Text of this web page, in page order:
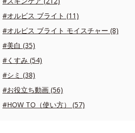
#オルビス ブライト (11)
#オルビス ブライト モイスチャー (8)
#美白 (35)
#くすみ (54)
#シミ (38)
#お役立ち動画 (56)
#HOW TO（使い方） (57)